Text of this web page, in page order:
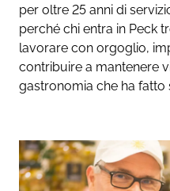
per oltre 25 anni di
perché chi entra in Peck
lavorare con orgoglio,
contribuire a mantenere
gastronomia che ha fatto